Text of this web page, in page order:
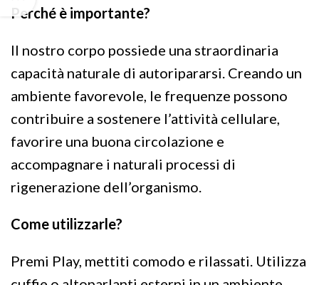
Perché è importante?
Il nostro corpo possiede una straordinaria
capacità naturale di autoripararsi. Creando un
ambiente favorevole, le frequenze possono
contribuire a sostenere l’attività cellulare,
favorire una buona circolazione e
accompagnare i naturali processi di
rigenerazione dell’organismo.
Come utilizzarle?
Premi Play, mettiti comodo e rilassati. Utilizza